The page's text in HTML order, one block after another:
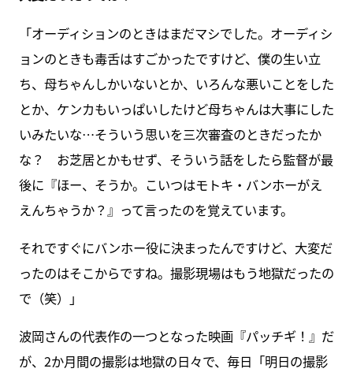
「オーディションのときはまだマシでした。オーディシ
ョンのときも毒舌はすごかったですけど、僕の生い立
ち、母ちゃんしかいないとか、いろんな悪いことをした
とか、ケンカもいっぱいしたけど母ちゃんは大事にした
いみたいな…そういう思いを三次審査のときだったか
な？ お芝居とかもせず、そういう話をしたら監督が最
後に『ほー、そうか。こいつはモトキ・バンホーがえ
えんちゃうか？』って言ったのを覚えています。
それですぐにバンホー役に決まったんですけど、大変だ
ったのはそこからですね。撮影現場はもう地獄だったの
で（笑）」
波岡さんの代表作の一つとなった映画『パッチギ！』だ
が、2か月間の撮影は地獄の日々で、毎日「明日の撮影